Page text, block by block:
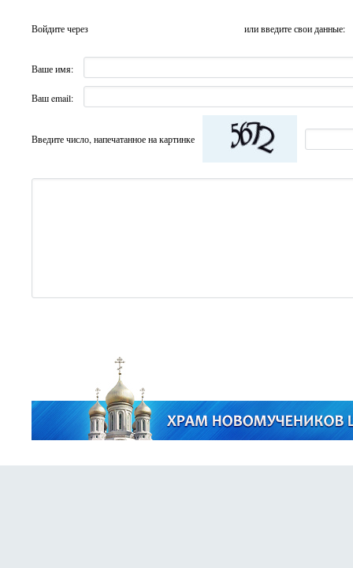
Войдите через или введите свои данные:
Ваше имя:
Ваш email:
Введите число, напечатанное на картинке